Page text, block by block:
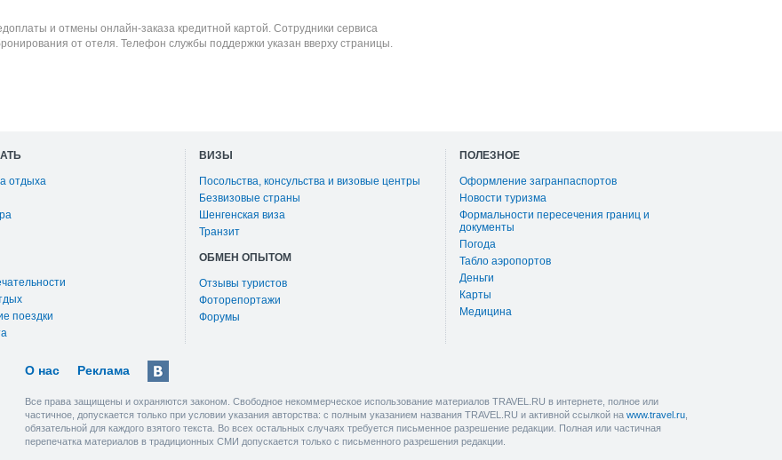
и отмены онлайн-заказа кредитной картой. Сотрудники сервиса
от отеля. Телефон службы поддержки указан вверху страницы.
отдыха
поездки
ВИЗЫ
Посольства, консульства и визовые центры
Безвизовые страны
Шенгенская виза
Транзит
ОБМЕН ОПЫТОМ
Отзывы туристов
Фоторепортажи
Форумы
ПОЛЕЗНОЕ
Оформление загранпаспортов
Новости туризма
Формальности пересечения границ и
документы
Погода
Табло аэропортов
Деньги
Карты
Медицина
О нас Реклама
Все права защищены и охраняются законом. Свободное некоммерческое использование материалов TRAVEL.RU в интернете, полное или
частичное, допускается только при условии указания авторства: с полным указанием названия TRAVEL.RU и активной ссылкой на www.travel.ru
обязательной для каждого взятого текста. Во всех остальных случаях требуется письменное разрешение редакции. Полная или частичная
перепечатка материалов в традиционных СМИ допускается только с письменного разрешения редакции.